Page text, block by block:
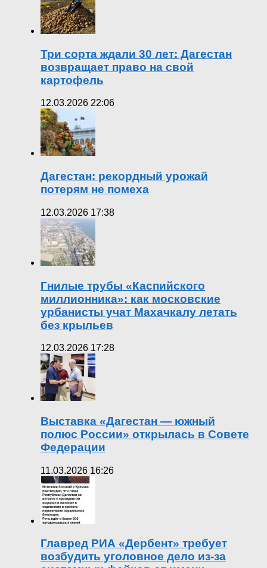
Три сорта ждали 30 лет: Дагестан
возвращает право на свой
картофель
12.03.2026 22:06
Дагестан: рекордный урожай
потерям не помеха
12.03.2026 17:38
Гнилые трубы «Каспийского
миллионника»: как московские
урбанисты учат Махачкалу летать
без крыльев
12.03.2026 17:28
Выставка «Дагестан — южный
полюс России» открылась в Совете
Федерации
11.03.2026 16:26
Главред РИА «Дербент» требует
возбудить уголовное дело из-за